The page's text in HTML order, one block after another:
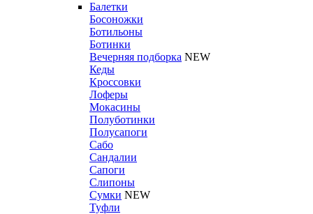
Балетки
Босоножки
Ботильоны
Ботинки
Вечерняя подборка NEW
Кеды
Кроссовки
Лоферы
Мокасины
Полуботинки
Полусапоги
Сабо
Сандалии
Сапоги
Слипоны
Сумки NEW
Туфли